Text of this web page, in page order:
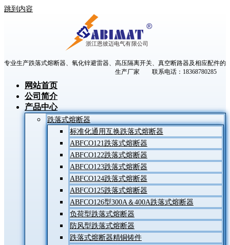
跳到内容
专业生产跌落式熔断器、氧化锌避雷器、高压隔离开关、真空断路器及相应配件的
生产厂家 联系电话：18368780285
网站首页
公司简介
产品中心
跌落式熔断器
标准化通用互换跌落式熔断器
ABFCO121跌落式熔断器
ABFCO122跌落式熔断器
ABFCO123跌落式熔断器
ABFCO124跌落式熔断器
ABFCO125跌落式熔断器
ABFCO126型300A＆400A跌落式熔断器
负荷型跌落式熔断器
防风型跌落式熔断器
跌落式熔断器精铜铸件